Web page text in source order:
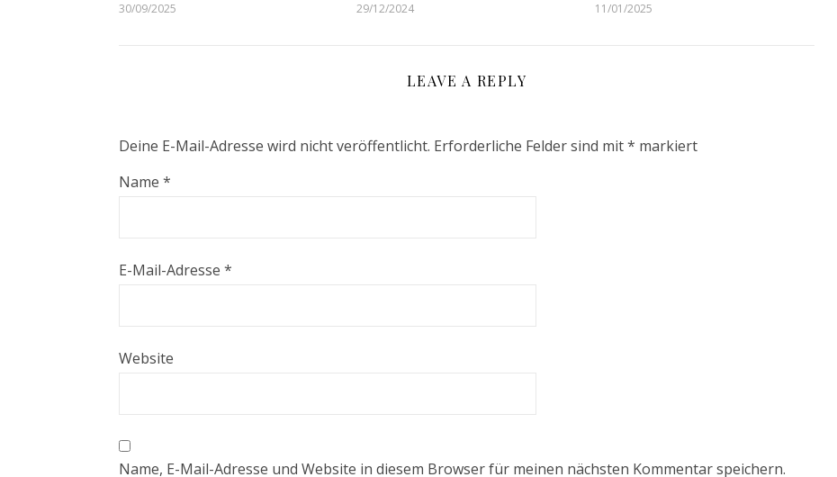
30/09/2025 29/12/2024 11/01/2025
LEAVE A REPLY
Deine E-Mail-Adresse wird nicht veröffentlicht. Erforderliche Felder sind mit* markiert
Name *
E-Mail-Adresse *
Website
Name, E-Mail-Adresse und Website in diesem Browser für meinen nächsten Kommentar speichern.